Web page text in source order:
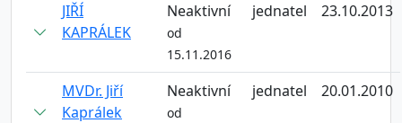
JIŘÍ
KAPRÁLEK
Neaktivní
od
15.11.2016
jednatel 23.10.2013
MVDr. Jiří
Kaprálek
Neaktivní
od
jednatel 20.01.2010